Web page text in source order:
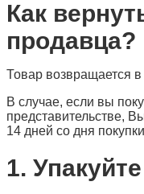
Как
продавца?
Товар возвращается
В случае, если вы
представительстве,
14 дней со дня
1.